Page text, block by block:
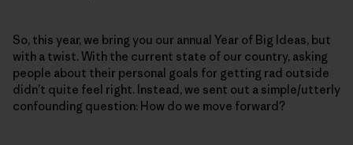
So, this year, we bring you our annual Year of Big Ideas, but
with a twist. With the current state of our country, asking
people about their personal goals for getting rad outside
didn’t quite feel right. Instead, we sent out a simple/utterly
confounding question: How do we move forward?